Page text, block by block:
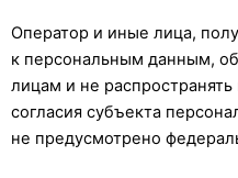
Оператор и иные лица,
к персональным данным,
лицам и не
согласия субъекта
не предусмотрено